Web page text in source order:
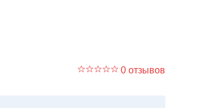
0 отзывов